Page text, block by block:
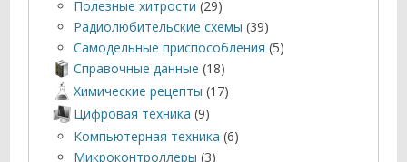
Полезные хитрости (29)
Радиолюбительские схемы (39)
Самодельные приспособления (5)
Справочные данные (18)
Химические рецепты (17)
Цифровая техника (9)
Компьютерная техника (6)
Микроконтроллеры (3)